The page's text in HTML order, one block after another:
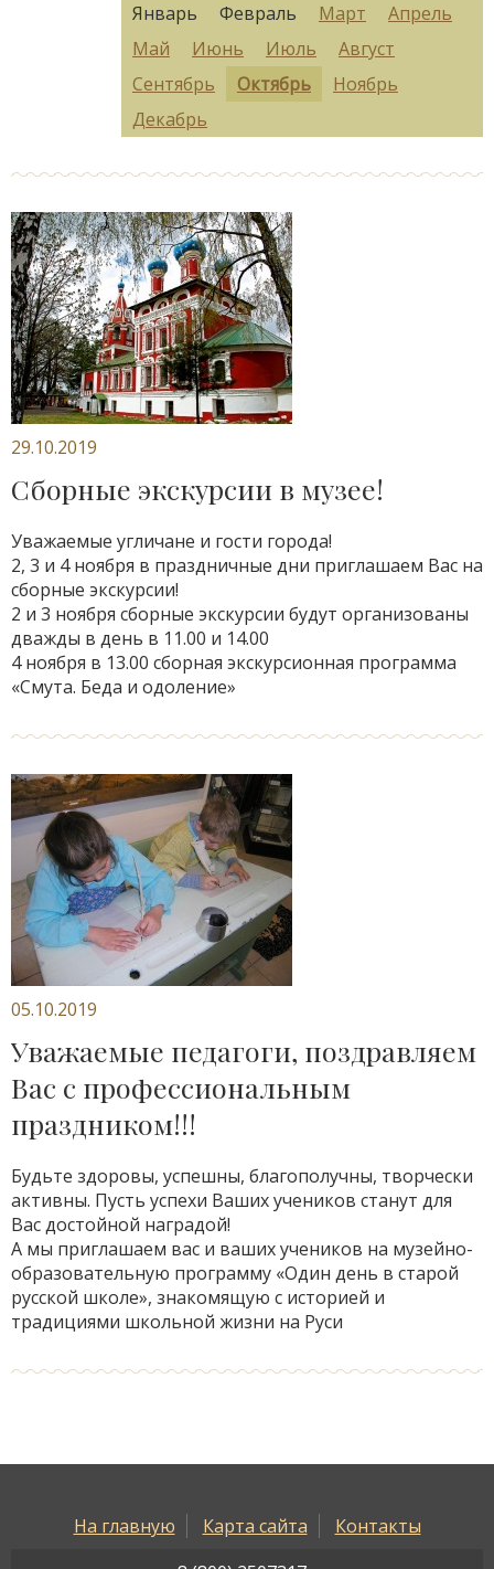
Январь
Февраль Март
Апрель
Май
Июнь Июль
Август
Сентябрь
Октябрь
Ноябрь
Декабрь
29.10.2019
Сборные экскурсии в музее!
Уважаемые угличане и гости города!
2, 3 и 4 ноября в праздничные дни приглашаем Вас на
сборные экскурсии!
2 и 3 ноября сборные экскурсии будут организованы
дважды в день в 11.00 и 14.00
4 ноября в 13.00 сборная экскурсионная программа
«Смута. Беда и одоление»
05.10.2019
Уважаемые педагоги, поздравляем
Вас с профессиональным
праздником!!!
Будьте здоровы, успешны, благополучны, творчески
активны. Пусть успехи Ваших учеников станут для
Вас достойной наградой!
А мы приглашаем вас и ваших учеников на музейно-
образовательную программу «Один день в старой
русской школе», знакомящую с историей и
традициями школьной жизни на Руси
На главную Карта сайта
Контакты